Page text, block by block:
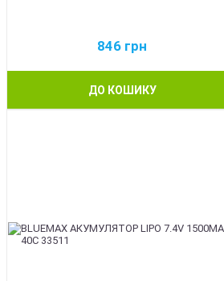
846 грн
ДО КОШИКУ